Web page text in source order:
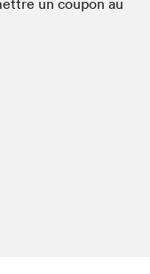
un coupon au